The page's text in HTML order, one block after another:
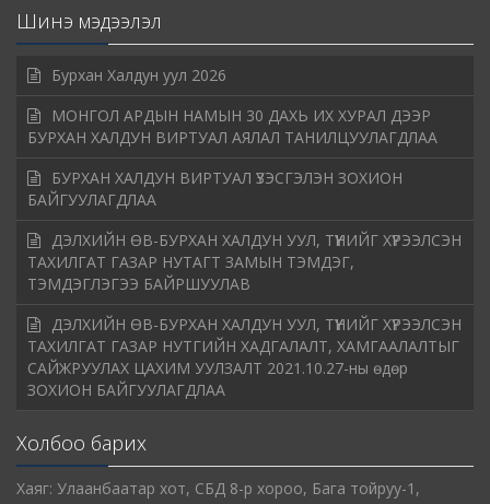
Шинэ мэдээлэл
Бурхан Халдун уул 2026
МОНГОЛ АРДЫН НАМЫН 30 ДАХЬ ИХ ХУРАЛ ДЭЭР
БУРХАН ХАЛДУН ВИРТУАЛ АЯЛАЛ ТАНИЛЦУУЛАГДЛАА
БУРХАН ХАЛДУН ВИРТУАЛ ҮЗЭСГЭЛЭН ЗОХИОН
БАЙГУУЛАГДЛАА
ДЭЛХИЙН ӨВ-БУРХАН ХАЛДУН УУЛ, ТҮҮНИЙГ ХҮРЭЭЛСЭН
ТАХИЛГАТ ГАЗАР НУТАГТ ЗАМЫН ТЭМДЭГ,
ТЭМДЭГЛЭГЭЭ БАЙРШУУЛАВ
ДЭЛХИЙН ӨВ-БУРХАН ХАЛДУН УУЛ, ТҮҮНИЙГ ХҮРЭЭЛСЭН
ТАХИЛГАТ ГАЗАР НУТГИЙН ХАДГАЛАЛТ, ХАМГААЛАЛТЫГ
САЙЖРУУЛАХ ЦАХИМ УУЛЗАЛТ 2021.10.27-ны өдөр
ЗОХИОН БАЙГУУЛАГДЛАА
Холбоо барих
Хаяг: Улаанбаатар хот, СБД 8-р хороо, Бага тойруу-1,